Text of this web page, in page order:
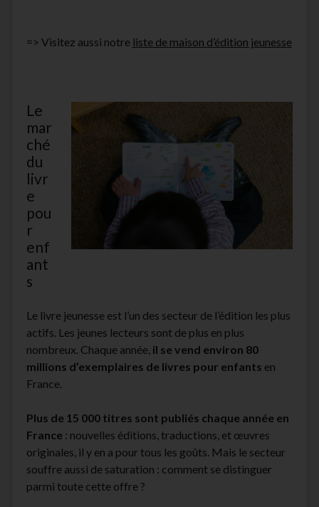
=> Visitez aussi notre liste de maison d’édition jeunesse
Le
mar
ché
du
livr
e
pou
r
enf
ant
s
Le livre jeunesse est l’un des secteur de l’édition les plus
actifs. Les jeunes lecteurs sont de plus en plus
nombreux. Chaque année, il se vend environ 80
millions d’exemplaires de livres pour enfants en
France.
Plus de 15 000 titres sont publiés chaque année en
France : nouvelles éditions, traductions, et œuvres
originales, il y en a pour tous les goûts. Mais le secteur
souffre aussi de saturation : comment se distinguer
parmi toute cette offre ?